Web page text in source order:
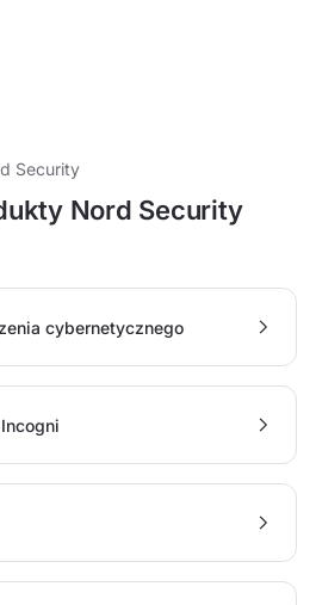
Security
Nord Security
cybernetycznego